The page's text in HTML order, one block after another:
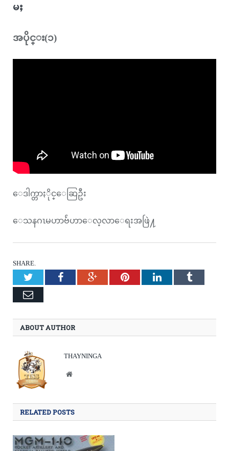
မႈ
အပိုင္း(၁)
ေဒါက္တာႏိုင္ေဆြဦး
ေသနဂၤမဟာဗ်ဴဟာေလ့လာေရးအဖြဲ႔
SHARE.
TwitterFacebookGoogle+PinterestLinkedInTumblr
Email
ABOUT AUTHOR
THAYNINGA
Website
RELATED POSTS